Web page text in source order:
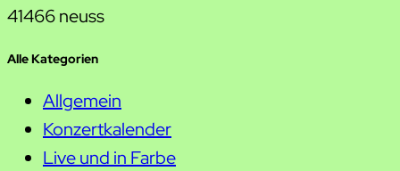
41466 neuss
Alle Kategorien
Allgemein
Konzertkalender
Live und in Farbe